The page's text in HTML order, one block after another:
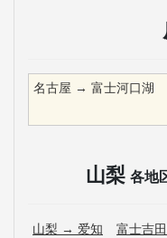
名古屋 → 富士河口湖
山梨 各地
山梨 → 爱知 富士吉田